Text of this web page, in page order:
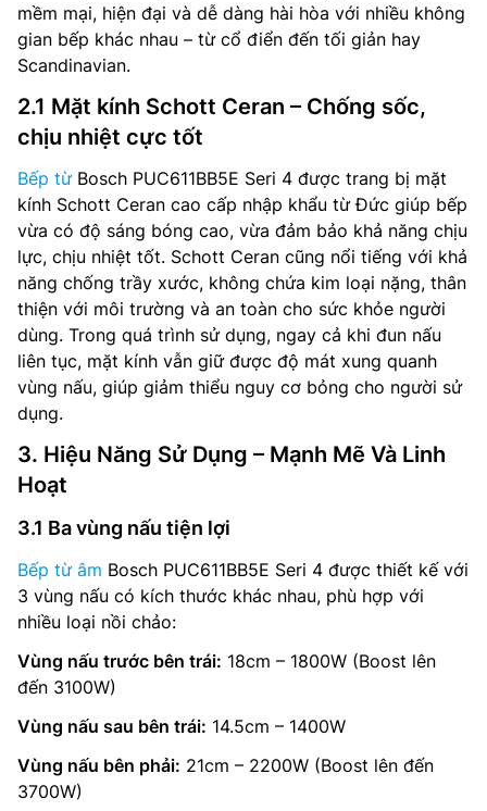
mềm mại, hiện đại và dễ dàng hài hòa với nhiều không
gian bếp khác nhau – từ cổ điển đến tối giản hay
Scandinavian.
2.1 Mặt kính Schott Ceran – Chống sốc,
chịu nhiệt cực tốt
Bếp từBosch PUC611BB5E Seri 4 được trang bị mặt
kính Schott Ceran cao cấp nhập khẩu từ Đức giúp bếp
vừa có độ sáng bóng cao, vừa đảm bảo khả năng chịu
lực, chịu nhiệt tốt. Schott Ceran cũng nổi tiếng với khả
năng chống trầy xước, không chứa kim loại nặng, thân
thiện với môi trường và an toàn cho sức khỏe người
dùng. Trong quá trình sử dụng, ngay cả khi đun nấu
liên tục, mặt kính vẫn giữ được độ mát xung quanh
vùng nấu, giúp giảm thiểu nguy cơ bỏng cho người sử
dụng.
3. Hiệu Năng Sử Dụng – Mạnh Mẽ Và Linh
Hoạt
3.1 Ba vùng nấu tiện lợi
Bếp từ âm Bosch PUC611BB5E Seri 4 được thiết kế với
3 vùng nấu có kích thước khác nhau, phù hợp với
nhiều loại nồi chảo:
Vùng nấu trước bên trái: 18cm – 1800W (Boost lên
đến 3100W)
Vùng nấu sau bên trái: 14.5cm – 1400W
Vùng nấu bên phải: 21cm – 2200W (Boost lên đến
3700W)